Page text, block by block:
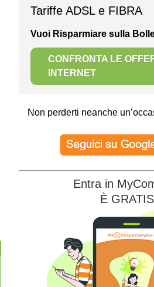
Illumia
Tariffe ADSL e FIBRA
Vuoi Risparmiare sulla
CONFRONTA LE
INTERNET
Non perderti neanche
Entra in
È GRATIS